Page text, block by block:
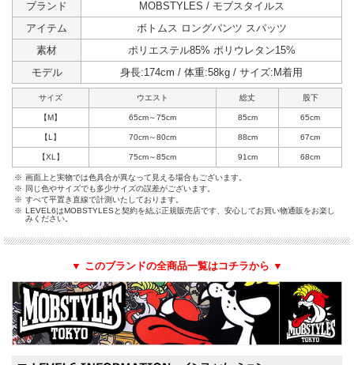
ブランド
MOBSTYLES / モブスタイルス
アイテム
ボトムス ロングパンツ スパッツ
素材
ポリエステル85% ポリウレタン15%
モデル
身長:174cm / 体重:58kg / サイズ:M着用
サイズ ウエスト 総丈 股下
【M】 65cm～75cm 85cm 65cm
【L】 70cm～80cm 88cm 67cm
【XL】 75cm～85cm 91cm 68cm
※ 画面上と実物では色具合が異なって見える場合もございます。
※
同じ色やサイズでも多少サイズの誤差がございます。
※ すべて平置き直線で計測いたしております。
※ LEVEL6はMOBSTYLESと契約を結ぶ正規販売店です、安心してお買い物通販をお楽し
みください。
▼ このブランドの全商品一覧はコチラから ▼